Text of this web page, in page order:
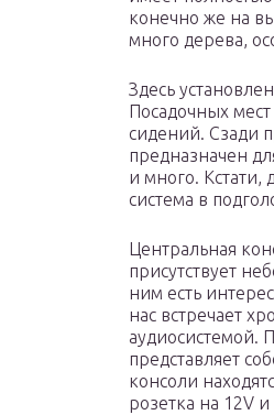
конечно же на
много дерева,
Здесь
Посадочных
сидений. Сзади
предназначен
и много. Кстати,
система в
Центральная
присутствует
ним есть
нас встречает
аудиосистемой.
представляет
консоли
розетка на 12V